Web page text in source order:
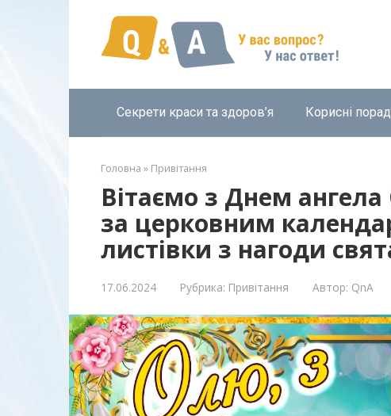
Секрети краси та здоров’я Корисні
Головна » Привітання
Вітаємо з Днем
за церковним
листівки з нагоди
17.06.2024 Рубрика: Привітання Автор: QnA